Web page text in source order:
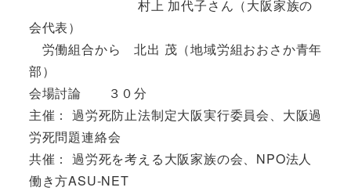
村上 加代子さん（大阪家族の
会代表）
労働組合から 北出 茂（地域労組おおさか青年
部）
会場討論 ３０分
主催： 過労死防止法制定大阪実行委員会、大阪過
労死問題連絡会
共催： 過労死を考える大阪家族の会、NPO法人
働き方ASU-NET